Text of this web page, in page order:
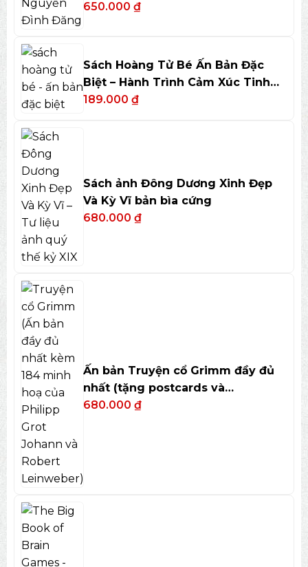
650.000 ₫
Sách Hoàng Tử Bé Ấn Bản Đặc
Biệt – Hành Trình Cảm Xúc Tinh
Tế
189.000 ₫
Sách ảnh Đông Dương Xinh Đẹp
Và Kỳ Vĩ bản bìa cứng
680.000 ₫
Ấn bản Truyện cổ Grimm đầy đủ
nhất (tặng postcards và
bookmark)
680.000 ₫